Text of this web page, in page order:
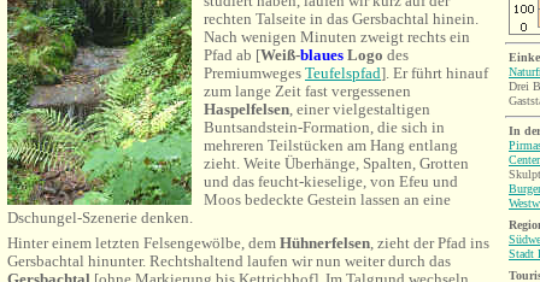
rechten Talseite in das Gersbachtal hinein.
Nach wenigen Minuten zweigt rechts ein
Pfad ab [Weiß-blaues Logo des
Premiumweges Teufelspfad]. Er führt hinauf
zum lange Zeit fast vergessenen
Haspelfelsen, einer vielgestaltigen
Buntsandstein-Formation, die sich in
mehreren Teilstücken am Hang entlang
zieht. Weite Überhänge, Spalten, Grotten
und das feucht-kieselige, von Efeu und
Moos bedeckte Gestein lassen an eine
Dschungel-Szenerie denken.
Hinter einem letzten Felsengewölbe, dem Hühnerfelsen, zieht der Pfad ins
Gersbachtal hinunter. Rechtshaltend laufen wir nun weiter durch das
Drei
In
Center
Stadt